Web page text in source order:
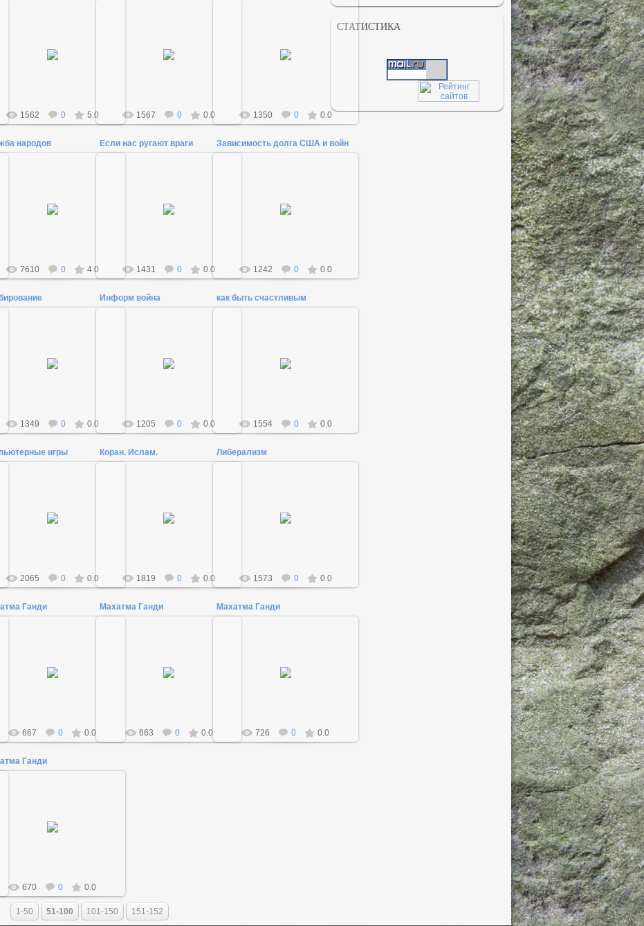
1562 0 5.0 1567 0 0.0 1350 0 0.0
народов
7610 0 4.0
Если нас ругают враги
1431 0 0.0
Зависимость долга США и войн
1242 0 0.0
1349 0 0.0
Информ война
1205 0 0.0
как быть счастливым
1554 0 0.0
игры
2065 0 0.0
Коран. Ислам.
вовсе не
1819 0 0.0
Либерализм
1573 0 0.0
Ганди
667 0 0.0
Махатма Ганди
663 0 0.0
Махатма Ганди
726 0 0.0
Ганди
670 0 0.0
1-50 51-100 101-150 151-152
СТАТИСТИКА